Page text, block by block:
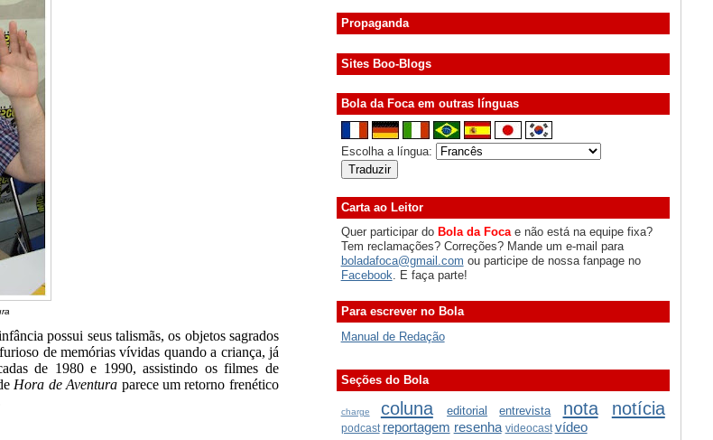
possui seus talismãs, os objetos sagrados
de memórias vívidas quando a criança, já
de 1980 e 1990, assistindo os filmes de
Hora de Aventura parece um retorno frenético
Propaganda
Sites Boo-Blogs
Bola da Foca em outras línguas
Escolha a língua:
Carta ao Leitor
Quer participar do Bola da Focae não está na equipe fixa?
Tem reclamações? Correções? Mande um e-mail para
boladafoca@gmail.com ou participe de nossa fanpage no
Facebook . E faça parte!
Para escrever no Bola
Manual de Redação
Seções do Bola
charge coluna editorial entrevista nota notícia
podcast reportagem resenha videocast vídeo